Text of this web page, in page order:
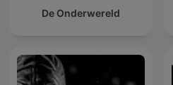
De Onderwereld